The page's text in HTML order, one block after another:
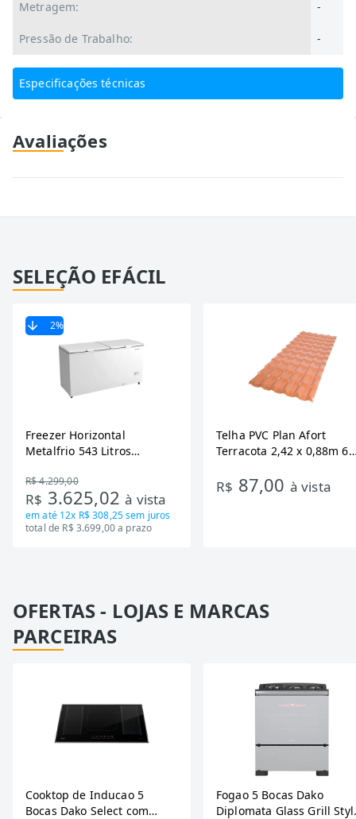
Metragem: -
Pressão de Trabalho: -
Especificações técnicas
Avaliações
SELEÇÃO EFÁCIL
2%
Freezer Horizontal
Metalfrio 543 Litros
Tecnologia Inverter, Branco,
Bivolt
R$ 4.299,00
R$ 3.625,02à vista
em até 12x R$ 308,25sem juros
total de R$ 3.699,00 a prazo
Telha PVC Plan Afort
Terracota 2,42 x 0,88m 6
R$ 87,00 à vista
OFERTAS - LOJAS E MARCAS
PARCEIRAS
Cooktop de Inducao 5
Bocas Dako Select com
Fogao 5 Bocas Dako
Diplomata Glass Grill